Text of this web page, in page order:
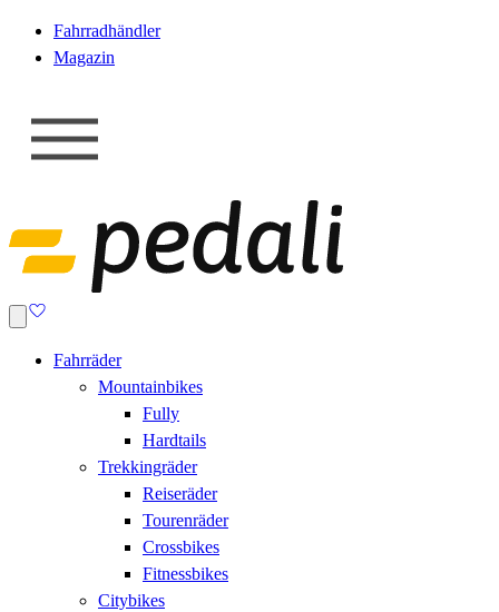
Fahrradhändler
Magazin
Fahrräder
Mountainbikes
Fully
Hardtails
Trekkingräder
Reiseräder
Tourenräder
Crossbikes
Fitnessbikes
Citybikes